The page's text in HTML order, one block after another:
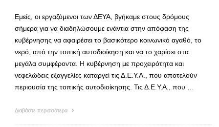
Εμείς, οι εργαζόμενοι των ΔΕΥΑ, βγήκαμε στους δρόμους
σήμερα για να διαδηλώσουμε ενάντια στην απόφαση της
κυβέρνησης να αφαιρέσει το βασικότερο κοινωνικό αγαθό, το
νερό, από την τοπική αυτοδιοίκηση και να το χαρίσει στα
μεγάλα συμφέροντα. Η κυβέρνηση με προχειρότητα και
νεφελώδεις εξαγγελίες καταργεί τις Δ.Ε.Υ.Α., που αποτελούν
περιουσία της τοπικής αυτοδιοίκησης. Τις Δ.Ε.Υ.Α., που …
Διαβάστε περισσότερα